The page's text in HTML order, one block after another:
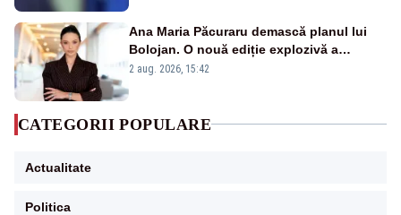
Ana Maria Păcuraru demască planul lui
Bolojan. O nouă ediție explozivă a
emisiunii „Miza Zilei” la Realitatea PLUS
2 aug. 2026, 15:42
CATEGORII POPULARE
Actualitate
Politica